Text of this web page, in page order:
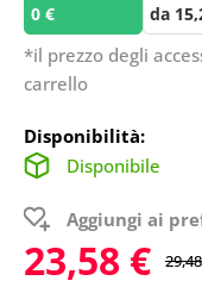
0 € da
*il prezzo degli
carrello
Disponibilità:
Disponibile
Aggiungi ai
23,58 €